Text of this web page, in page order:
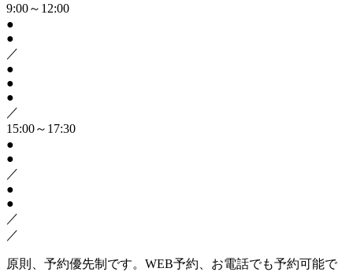
9:00～12:00
●
●
／
●
●
●
／
15:00～17:30
●
●
／
●
●
／
／
原則、予約優先制です。WEB予約、お電話でも予約可能で